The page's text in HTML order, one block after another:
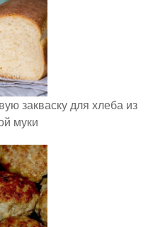
закваску для хлеба из
муки